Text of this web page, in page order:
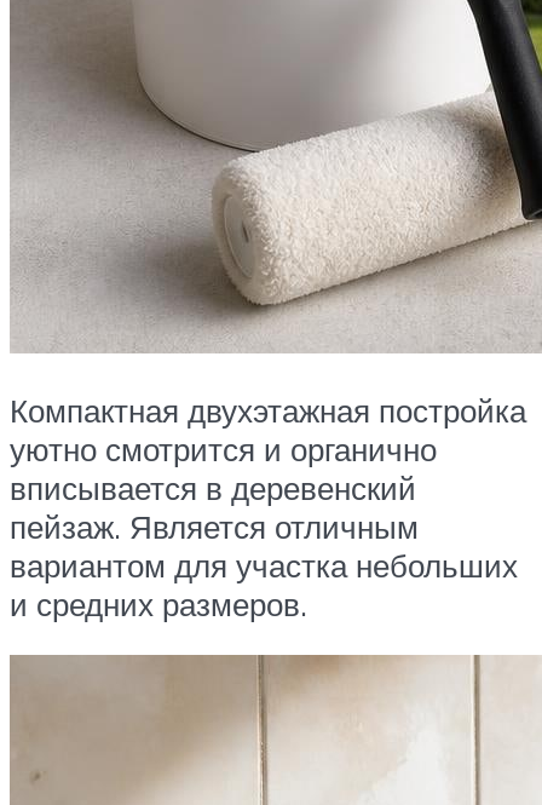
Компактная двухэтажная постройка
уютно смотрится и органично
вписывается в деревенский
пейзаж. Является отличным
вариантом для участка небольших
и средних размеров.